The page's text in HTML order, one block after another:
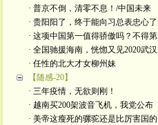
· 普京不倒，清零不息！/中国未来
· 贵阳阳了，终于能向习总表忠心了
· 这项中国第一值得骄傲吗？不得第
· 全国驰援海南，恍惚又见2020武汉
· 任性的北大才女柳州妹
【随感-20】
· 三年疫情，无欲则刚！
· 越南买200架波音飞机，我党公布
· 美帝这瘦死的骡驼还是比厉害国的